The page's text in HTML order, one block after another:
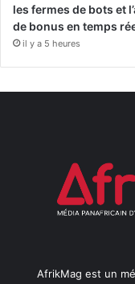
les fermes de bots et
de bonus en temps
il y a 5 heures
AfrikMag est un